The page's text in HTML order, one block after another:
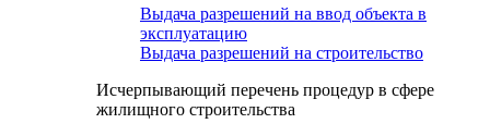
Выдача разрешений на ввод объекта в
эксплуатацию
Выдача разрешений на строительство
Исчерпывающий перечень процедур в сфере
жилищного строительства